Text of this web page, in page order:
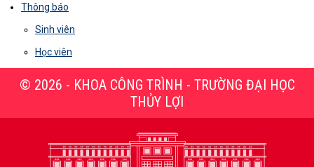
Thông báo
Sinh viên
Học viên
© 2026 - KHOA CÔNG TRÌNH - TRƯỜNG ĐẠI HỌC
THỦY LỢI